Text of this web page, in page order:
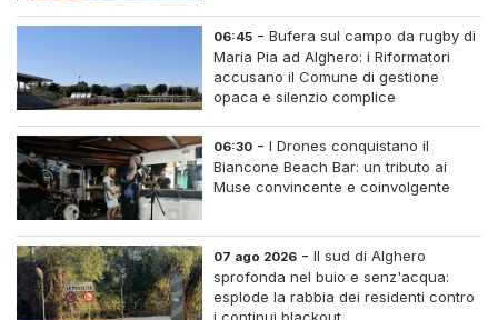
06:45 -Bufera sul campo da rugby di
Maria Pia ad Alghero: i Riformatori
accusano il Comune di gestione
opaca e silenzio complice
06:30 -I Drones conquistano il
Biancone Beach Bar: un tributo ai
Muse convincente e coinvolgente
07 ago 2026 -Il sud di Alghero
sprofonda nel buio e senz'acqua:
esplode la rabbia dei residenti contro